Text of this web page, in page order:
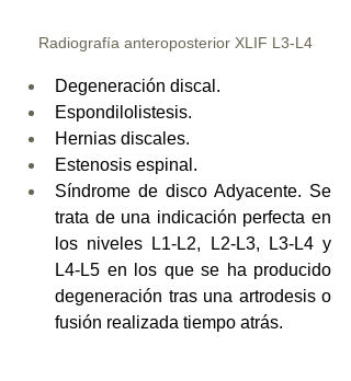
Radiografía anteroposterior XLIF L3-L4
Degeneración discal.
Espondilolistesis.
Hernias discales.
Estenosis espinal.
Síndrome de disco Adyacente. Se
trata de una indicación perfecta en
los niveles L1-L2, L2-L3, L3-L4 y
L4-L5 en los que se ha producido
degeneración tras una artrodesis o
fusión realizada tiempo atrás.